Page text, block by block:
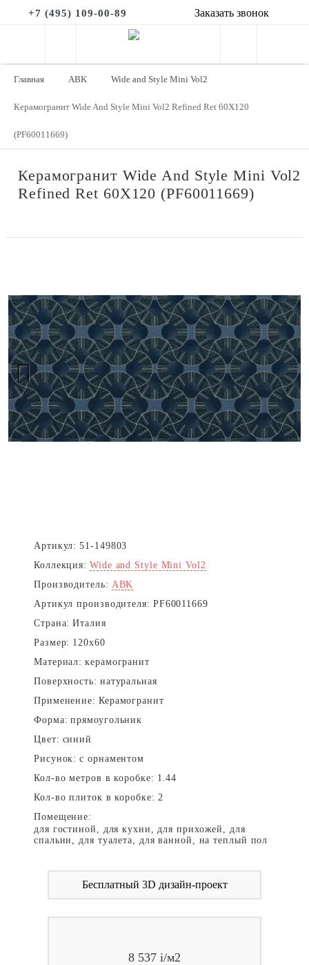
+7 (495) 109-00-89 Заказать звонок
Главная ABK Wide and Style Mini Vol2
Керамогранит Wide And Style Mini Vol2 Refined Ret 60Х120
(PF60011669)
Керамогранит Wide And Style Mini Vol2
Refined Ret 60Х120 (PF60011669)
Next
Артикул: 51-149803
Коллекция: Wide and Style Mini Vol2
Производитель: ABK
Артикул производителя: PF60011669
Страна: Италия
Размер: 120x60
Материал: керамогранит
Поверхность: натуральная
Применение: Керамогранит
Форма: прямоугольник
Цвет: синий
Рисунок: с орнаментом
Кол-во метров в коробке: 1.44
Кол-во плиток в коробке: 2
Помещение:
для гостиной, для кухни, для прихожей, для
спальни, для туалета, для ванной, на теплый пол
Бесплатный 3D дизайн-проект
8 537 i/м2